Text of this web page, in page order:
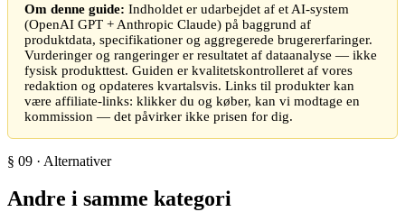
Om denne guide: Indholdet er udarbejdet af et AI-system
(OpenAI GPT + Anthropic Claude) på baggrund af
produktdata, specifikationer og aggregerede brugererfaringer.
Vurderinger og rangeringer er resultatet af dataanalyse — ikke
fysisk produkttest. Guiden er kvalitetskontrolleret af vores
redaktion og opdateres kvartalsvis. Links til produkter kan
være affiliate-links: klikker du og køber, kan vi modtage en
kommission — det påvirker ikke prisen for dig.
§ 09 · Alternativer
Andre i samme kategori